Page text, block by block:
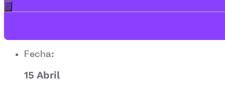
Fecha:
15 Abril